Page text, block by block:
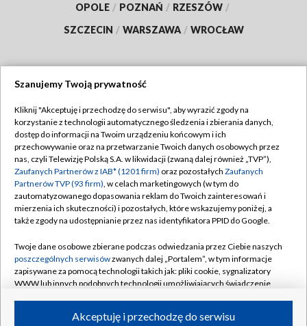
OPOLE / POZNAŃ / RZESZÓW /
SZCZECIN / WARSZAWA / WROCŁAW
TVP
Abonament TVP
Emisja w TVP
Centrum informacji TVP
Naziemna Telewizja Cyfrowa
Rada Programowa
System NOS
Informacje o nadawcy
Program dla prasy
Regulamin TVP
Polityka prywatności
Moje zgody
Pomoc
Kontakt
Kanały
Szanujemy Twoją prywatność
Kliknij "Akceptuję i przechodzę do serwisu", aby wyrazić zgody na
korzystanie z technologii automatycznego śledzenia i zbierania danych,
dostęp do informacji na Twoim urządzeniu końcowym i ich
przechowywanie oraz na przetwarzanie Twoich danych osobowych przez
nas, czyli Telewizję Polską S.A. w likwidacji (zwaną dalej również „TVP”),
Zaufanych Partnerów z IAB* (1201 firm) oraz pozostałych Zaufanych
Partnerów TVP (93 firm), w celach marketingowych (w tym do
zautomatyzowanego dopasowania reklam do Twoich zainteresowań i
mierzenia ich skuteczności) i pozostałych, które wskazujemy poniżej, a
także zgody na udostępnianie przez nas identyfikatora PPID do Google.
Twoje dane osobowe zbierane podczas odwiedzania przez Ciebie naszych
poszczególnych serwisówzwanych dalej „Portalem”, w tym informacje
zapisywane za pomocą technologii takich jak: pliki cookie, sygnalizatory
WWW lub innych podobnych technologii umożliwiających świadczenie
ruchu w Internecie.Akceptuję i przechodzę do serwisu